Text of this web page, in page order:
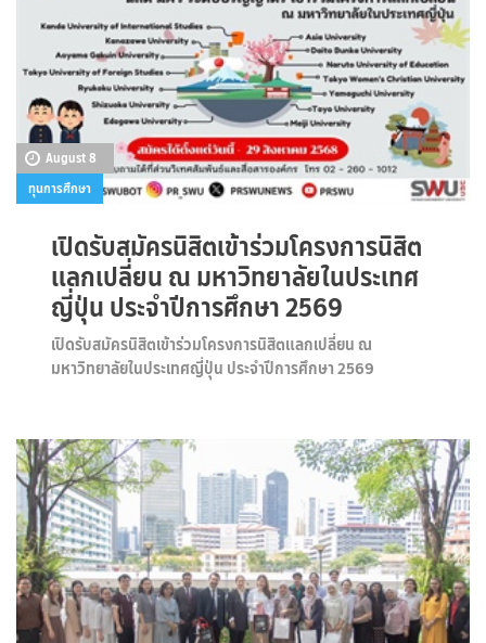
August 8
ทุนการศึกษา
เปิดรับสมัครนิสิตเข้าร่วมโครงการนิสิต
แลกเปลี่ยน ณ มหาวิทยาลัยในประเทศ
ญี่ปุ่น ประจำปีการศึกษา 2569
เปิดรับสมัครนิสิตเข้าร่วมโครงการนิสิตแลกเปลี่ยน ณ
มหาวิทยาลัยในประเทศญี่ปุ่น ประจำปีการศึกษา 2569